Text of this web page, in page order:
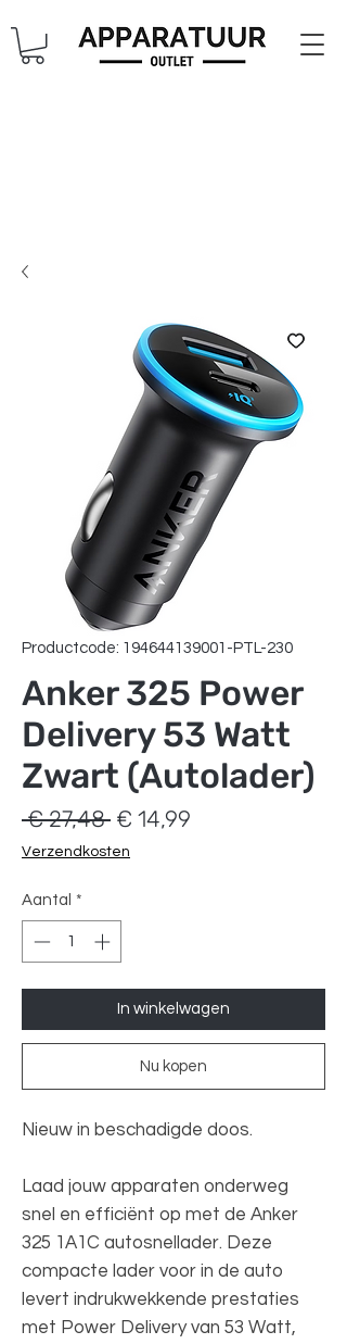
Productcode: 194644139001-PTL-230
Anker 325 Power
Delivery 53 Watt
Zwart (Autolader)
€ 27,48 Normale
prijs
€ 14,99
Verzendkosten
Aantal *
In winkelwagen
Nu kopen
Nieuw in beschadigde doos.
Laad jouw apparaten onderweg
snel en efficiënt op met de Anker
325 1A1C autosnellader. Deze
compacte lader voor in de auto
levert indrukwekkende prestaties
met Power Delivery van 53 Watt,